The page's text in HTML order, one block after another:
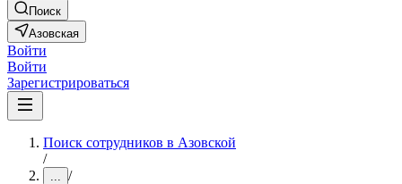
Поиск
Азовская
Войти
Войти
Зарегистрироваться
Поиск сотрудников в Азовской
/
... /